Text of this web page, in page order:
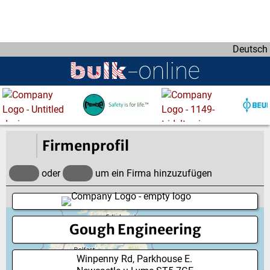
z
u
m
Deutsch
Firmenprofil
oder um ein Firma hinzuzufügen
Gough Engineering
Winpenny Rd, Parkhouse E.